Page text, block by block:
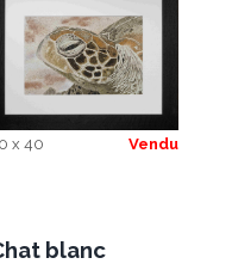
x 40 Vendu
blanc